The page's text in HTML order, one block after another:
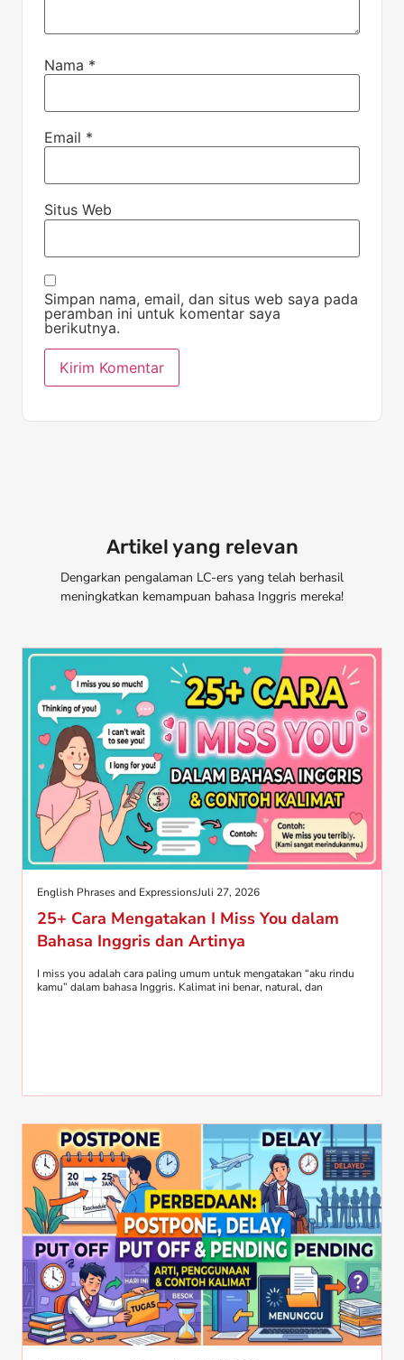
Nama *
Email *
Situs Web
Simpan nama, email, dan situs web saya pada
peramban ini untuk komentar saya
berikutnya.
Artikel yang relevan
Dengarkan pengalaman LC-ers yang telah berhasil
meningkatkan kemampuan bahasa Inggris mereka!
English Phrases and ExpressionsJuli 27, 2026
25+ Cara Mengatakan I Miss You dalam
Bahasa Inggris dan Artinya
I miss you adalah cara paling umum untuk mengatakan “aku rindu
kamu” dalam bahasa Inggris. Kalimat ini benar, natural, dan